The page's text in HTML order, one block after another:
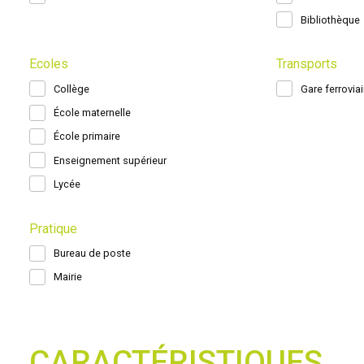
Bibliothèque
Ecoles
Collège
École maternelle
École primaire
Enseignement supérieur
Lycée
Transports
Gare
Pratique
Bureau de poste
Mairie